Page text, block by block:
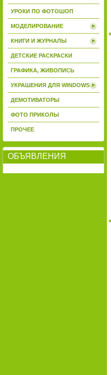
УРОКИ ПО ФОТОШОП
МОДЕЛИРОВАНИЕ
КНИГИ И ЖУРНАЛЫ
ДЕТСКИЕ РАСКРАСКИ
ГРАФИКА, ЖИВОПИСЬ
УКРАШЕНИЯ ДЛЯ WINDOWS
ДЕМОТИВАТОРЫ
ФОТО ПРИКОЛЫ
ПРОЧЕЕ
ОБЪЯВЛЕНИЯ